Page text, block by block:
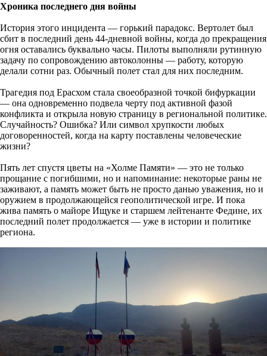
Хроника последнего дня войны
История этого инцидента — горький парадокс. Вертолет был
сбит в последний день 44-дневной войны, когда до прекращения
огня оставались буквально часы. Пилоты выполняли рутинную
задачу по сопровождению автоколонны — работу, которую
делали сотни раз. Обычный полет стал для них последним.
Трагедия под Ерасхом стала своеобразной точкой бифуркации
— она одновременно подвела черту под активной фазой
конфликта и открыла новую страницу в региональной политике.
Случайность? Ошибка? Или символ хрупкости любых
договоренностей, когда на карту поставлены человеческие
жизни?
Пять лет спустя цветы на «Холме Памяти» — это не только
прощание с погибшими, но и напоминание: некоторые раны не
заживают, а память может быть не просто данью уважения, но и
оружием в продолжающейся геополитической игре. И пока
жива память о майоре Ищуке и старшем лейтенанте Федине, их
последний полет продолжается — уже в истории и политике
региона.